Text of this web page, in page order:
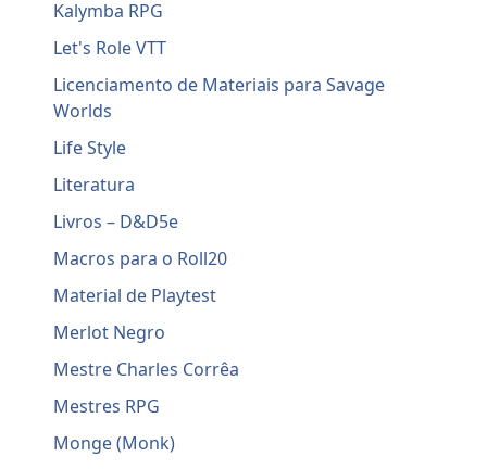
Kalymba RPG
Let's Role VTT
Licenciamento de Materiais para Savage
Worlds
Life Style
Literatura
Livros – D&D5e
Macros para o Roll20
Material de Playtest
Merlot Negro
Mestre Charles Corrêa
Mestres RPG
Monge (Monk)